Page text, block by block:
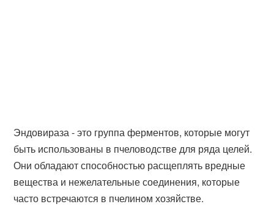
Эндовираза - это группа ферментов, которые могут
быть использованы в пчеловодстве для ряда целей.
Они обладают способностью расщеплять вредные
вещества и нежелательные соединения, которые
часто встречаются в пчелином хозяйстве.